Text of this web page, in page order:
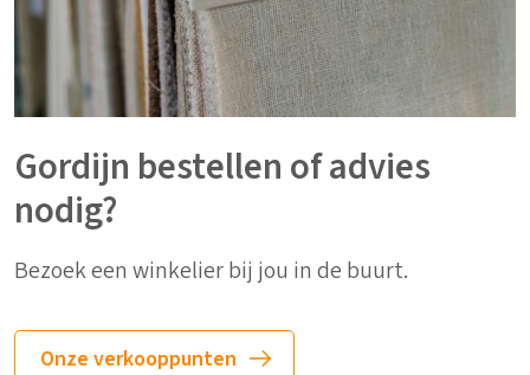
Gordijn bestellen of advies
nodig?
Bezoek een winkelier bij jou in de buurt.
Onze verkooppunten